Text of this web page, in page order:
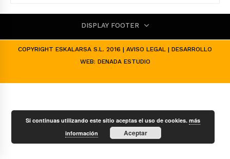
DISPLAY FOOTER
COPYRIGHT ESKALARSA S.L. 2016 | AVISO LEGAL | DESARROLLO
WEB: DENADA ESTUDIO
Si continuas utilizando este sitio aceptas el uso de cookies.más
información
Aceptar